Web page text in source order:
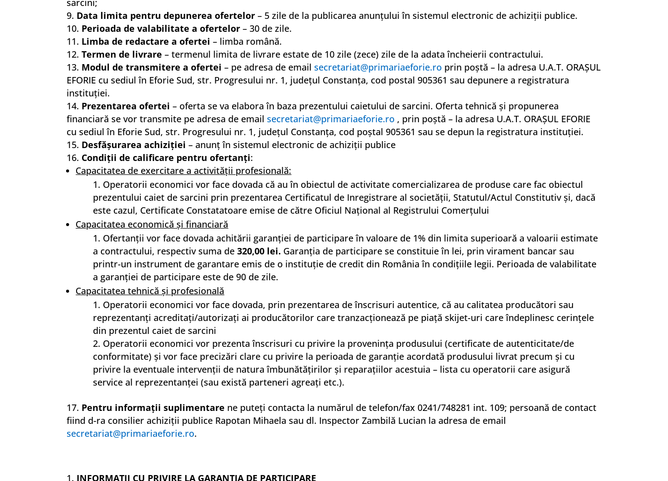
sarcini;
Data limita pentru depunerea ofertelor – 5 zile de la publicarea anunţului în sistemul electronic de achiziţii publice.
Perioada de valabilitate a ofertelor – 30 de zile.
Limba de redactare a ofertei – limba română.
Termen de livrare – termenul limita de livrare estate de 10 zile (zece) zile de la adata încheierii contractului.
Modul de transmitere a ofertei – pe adresa de emailsecretariat@primariaeforie.ro prin poştă – la adresa U.A.T. ORAŞUL
EFORIE cu sediul în Eforie Sud, str. Progresului nr. 1, judeţul Constanţa, cod postal 905361 sau depunere a registratura
instituţiei.
Prezentarea ofertei – oferta se va elabora în baza prezentului caietului de sarcini. Oferta tehnică şi propunerea
financiară se vor transmite pe adresa de emailsecretariat@primariaeforie.ro , prin poştă – la adresa U.A.T. ORAŞUL EFORIE
cu sediul în Eforie Sud, str. Progresului nr. 1, judeţul Constanţa, cod poştal 905361 sau se depun la registratura instituţiei.
Desfăşurarea achiziţiei – anunţ în sistemul electronic de achiziţii publice
Condiţii de calificare pentru ofertanţi:
Capacitatea de exercitare a activităţii profesională:
Operatorii economici vor face dovada că au în obiectul de activitate comercializarea de produse care fac obiectul
prezentului caiet de sarcini prin prezentarea Certificatul de Inregistrare al societăţii, Statutul/Actul Constitutiv şi, dacă
este cazul, Certificate Constatatoare emise de către Oficiul Naţional al Registrului Comerţului
Capacitatea economică şi financiară
Ofertanţii vor face dovada achitării garanţiei de participare în valoare de 1% din limita superioară a valoarii estimate
a contractului, respectiv suma de320,00 lei. Garanţia de participare se constituie în lei, prin virament bancar sau
printr-un instrument de garantare emis de o instituţie de credit din România în condiţiile legii. Perioada de valabilitate
a garanţiei de participare este de 90 de zile.
Capacitatea tehnică şi profesională
Operatorii economici vor face dovada, prin prezentarea de înscrisuri autentice, că au calitatea producători sau
reprezentanţi acreditaţi/autorizaţi ai producătorilor care tranzacţionează pe piaţă skijet-uri care îndeplinesc cerinţele
din prezentul caiet de sarcini
Operatorii economici vor prezenta înscrisuri cu privire la proveninţa produsului (certificate de autenticitate/de
conformitate) şi vor face precizări clare cu privire la perioada de garanţie acordată produsului livrat precum şi cu
privire la eventuale intervenţii de natura îmbunătăţirilor şi reparaţiilor acestuia – lista cu operatorii care asigură
service al reprezentanţei (sau există parteneri agreaţi etc.).
Pentru informaţii suplimentare ne puteţi contacta la numărul de telefon/fax 0241/748281 int. 109; persoană de contact
fiind d-ra consilier achiziţii publice Rapotan Mihaela sau dl. Inspector Zambilă Lucian la adresa de email
secretariat@primariaeforie.ro.
INFORMAŢII CU PRIVIRE LA GARANŢIA DE PARTICIPARE